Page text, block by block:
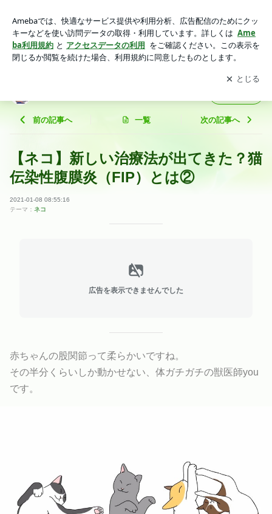
は② | 獣医師youのつぶやき。
アプリをダウンロードして ブログの更新通知
を受け取りまし
ょう。
開く
前の記事へ 一覧 次の記事へ
【ネコ】新しい治療法が出てきた？猫
伝染性腹膜炎（FIP）とは②
2021-01-08 08:55:16
テーマ： ネコ
広告を表示できませんでした
赤ちゃんの股関節って柔らかいですね。
その半分くらいしか動かせない、体ガチガチの獣医師you
です。